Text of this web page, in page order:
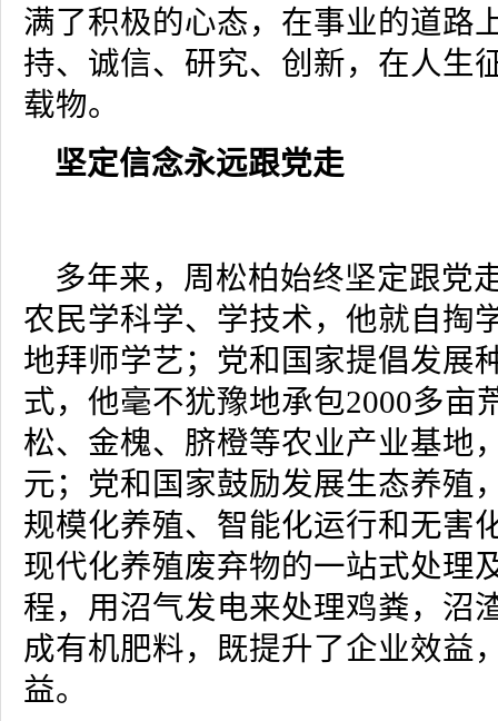
满了积极的心态，在事业的道路
持、诚信、研究、创新，在人生
载物。
坚定信念永远跟党走
多年来，周松柏始终坚定跟党
农民学科学、学技术，他就自掏
地拜师学艺；党和国家提倡发展
式，他毫不犹豫地承包2000多亩
松、金槐、脐橙等农业产业基地
元；党和国家鼓励发展生态养殖
规模化养殖、智能化运行和无害
现代化养殖废弃物的一站式处理
程，用沼气发电来处理鸡粪，沼
成有机肥料，既提升了企业效益
益。